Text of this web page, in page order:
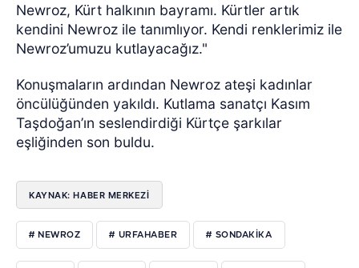
Newroz, Kürt halkının bayramı. Kürtler artık
kendini Newroz ile tanımlıyor. Kendi renklerimiz ile
Newroz’umuzu kutlayacağız."
Konuşmaların ardından Newroz ateşi kadınlar
öncülüğünden yakıldı. Kutlama sanatçı Kasım
Taşdoğan’ın seslendirdiği Kürtçe şarkılar
eşliğinden son buldu.
KAYNAK: HABER MERKEZI
# NEWROZ # URFAHABER # SONDAKIKA